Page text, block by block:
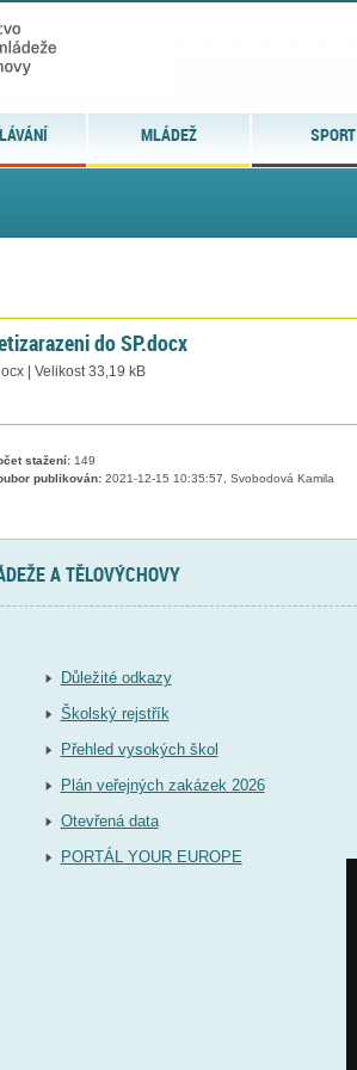
MLÁDEŽ SPORT
do SP.docx
| Velikost 33,19 kB
stažení: 149
publikován: 2021-12-15 10:35:57, Svobodová Kamila
A TĚLOVÝCHOVY
Důležité odkazy
Školský rejstřík
Přehled vysokých škol
Plán veřejných zakázek 2026
Otevřená data
PORTÁL YOUR EUROPE